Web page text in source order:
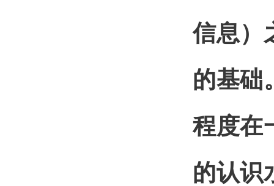
信息）
的基础
程度在
的认识